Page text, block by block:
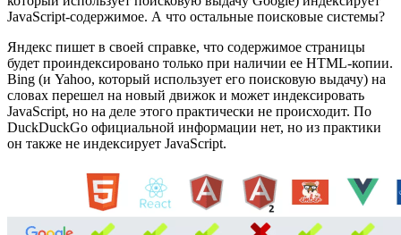
JavaScript-содержимое. А что остальные поисковые системы?
Яндекс пишет в своей справке, что содержимое страницы
будет проиндексировано только при наличии ее HTML-копии.
Bing (и Yahoo, который использует его поисковую выдачу) на
словах перешел на новый движок и может индексировать
JavaScript, но на деле этого практически не происходит. По
DuckDuckGo официальной информации нет, но из практики
он также не индексирует JavaScript.